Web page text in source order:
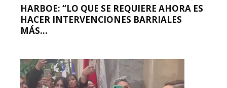
HARBOE: “LO QUE SE REQUIERE AHORA ES
HACER INTERVENCIONES BARRIALES
MÁS...